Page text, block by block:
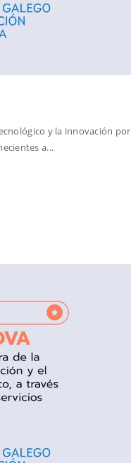
y la innovación por
a...